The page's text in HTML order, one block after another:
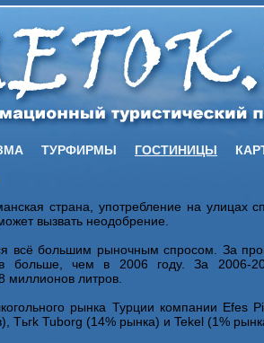
ТУРФИРМЫ ГОСТИНИЦЫ
страна, употребление на улицах
вызвать неодобрение.
всё большим рыночным спросом. За
больше, чем в 2006 году. За 2006-
миллионов литров.
рынка Турции компании Efes
Tьrk Tuborg (14% рынка) и Tekel (1%